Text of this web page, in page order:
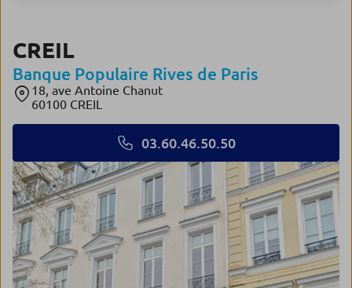
CREIL
Banque Populaire Rives de Paris
18, ave Antoine Chanut
60100 CREIL
03.60.46.50.50